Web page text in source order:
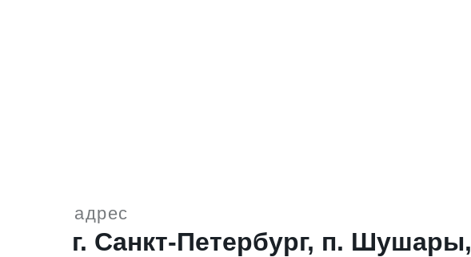
адрес
г. Санкт-Петербург, п. Шушары,